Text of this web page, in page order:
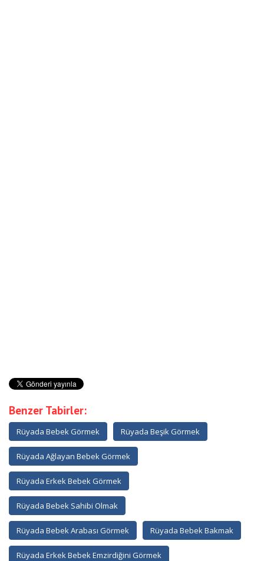
Benzer Tabirler:
Rüyada Bebek Görmek Rüyada Beşik Görmek
Rüyada Ağlayan Bebek Görmek
Rüyada Erkek Bebek Görmek
Rüyada Bebek Sahibi Olmak
Rüyada Bebek Arabası Görmek Rüyada Bebek Bakmak
Rüyada Erkek Bebek Emzirdiğini Görmek